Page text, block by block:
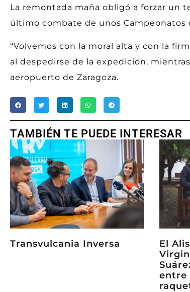
La remontada maña obligó a forzar un
último combate de unos Campeonatos
“Volvemos con la moral alta y con la
al despedirse de la expedición,
aeropuerto de Zaragoza.
TAMBIÉN TE PUEDE INTERESAR
Transvulcania Inversa
El
entre